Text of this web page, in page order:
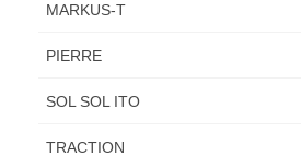
MARKUS-T
PIERRE
SOL SOL ITO
TRACTION